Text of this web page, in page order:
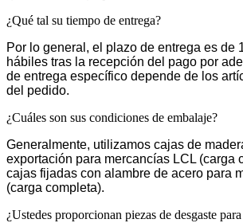
¿Qué tal su tiempo de entrega?
Por lo general, el plazo de entrega es de
hábiles tras la recepción del pago por
de entrega específico depende de los
del pedido.
¿Cuáles son sus condiciones de embalaje?
Generalmente, utilizamos cajas de
exportación para mercancías LCL (carga
cajas fijadas con alambre de acero para
(carga completa).
¿Ustedes proporcionan piezas de desgaste